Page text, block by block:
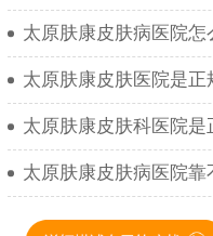
太原肤康皮肤病医院
太原肤康皮肤医院是
太原肤康皮肤科医院
太原肤康皮肤病医院